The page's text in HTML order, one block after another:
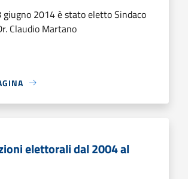
giugno 2014 è stato eletto Sindaco
Claudio Martano
elettorali dal 2004 al